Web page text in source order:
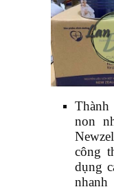
non
công
dụng
nhanh